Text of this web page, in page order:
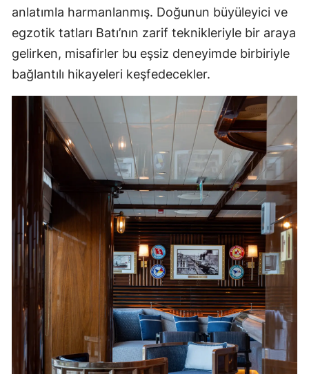
anlatımla harmanlanmış. Doğunun büyüleyici ve
egzotik tatları Batı’nın zarif teknikleriyle bir araya
gelirken, misafirler bu eşsiz deneyimde birbiriyle
bağlantılı hikayeleri keşfedecekler.